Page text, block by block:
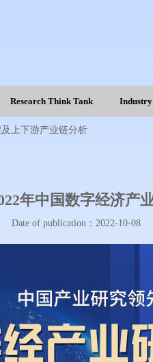
Research Think Tank
上下游产业链分析
年中国数字经济产
Date of publication： 2022-10-08